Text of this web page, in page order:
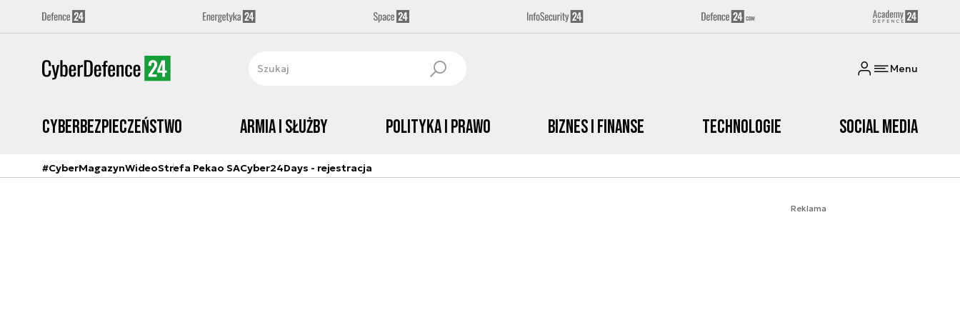
Menu
Cyberbezpieczeństwo Armia i Służby Polityka i prawo Biznes i Finanse Technologie Social media
#CyberMagazynWideoStrefa Pekao SACyber24Days - rejestracja
Reklama